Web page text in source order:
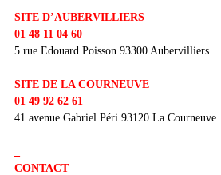
SITE D’AUBERVILLIERS
01 48 11 04 60
5 rue Edouard Poisson 93300 Aubervilliers
SITE DE LA COURNEUVE
01 49 92 62 61
41 avenue Gabriel Péri 93120 La Courneuve
CONTACT